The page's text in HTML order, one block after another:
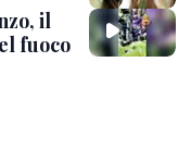
il
fuoco